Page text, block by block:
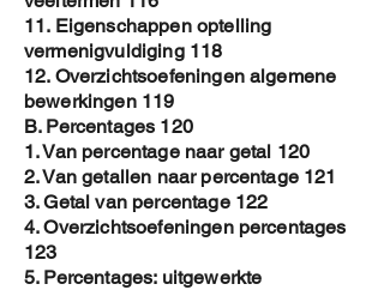
11. Eigenschappen optelling
vermenigvuldiging 118
12. Overzichtsoefeningen algemene
bewerkingen 119
B. Percentages 120
1. Van percentage naar getal 120
2. Van getallen naar percentage 121
3. Getal van percentage 122
4. Overzichtsoefeningen percentages
123
5. Percentages: uitgewerkte